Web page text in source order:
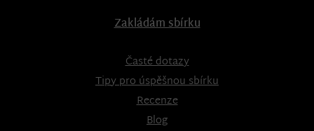
Zakládám sbírku
Časté dotazy
Tipy pro úspěšnou sbírku
Recenze
Blog